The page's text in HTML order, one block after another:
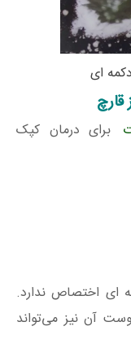
ای
قارچ
برای درمان کپک
ای اختصاص ندارد.
آن نیز می‌تواند